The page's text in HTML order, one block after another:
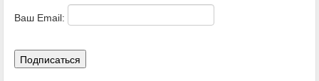
Ваш Email: